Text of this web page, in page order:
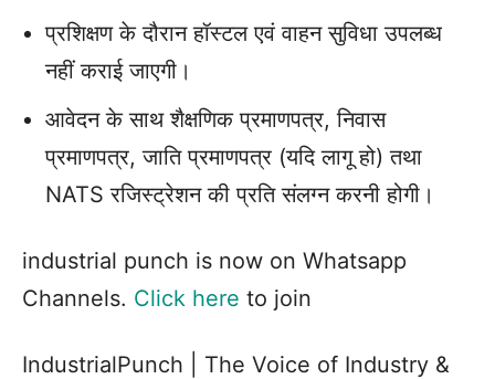
प्रशिक्षण के दौरान हॉस्टल एवं वाहन सुविधा उपलब्ध
नहीं कराई जाएगी।
आवेदन के साथ शैक्षणिक प्रमाणपत्र, निवास
प्रमाणपत्र, जाति प्रमाणपत्र (यदि लागू हो) तथा
NATS रजिस्ट्रेशन की प्रति संलग्न करनी होगी।
industrial punch is now on Whatsapp
Channels. Click here to join
IndustrialPunch | The Voice of Industry &